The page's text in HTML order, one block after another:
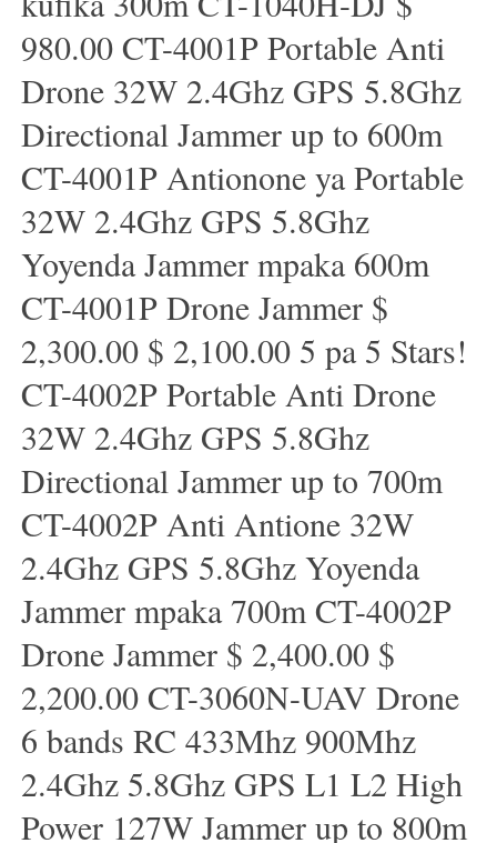
980.00 CT-4001P Portable Anti
Drone 32W 2.4Ghz GPS 5.8Ghz
Directional Jammer up to 600m
CT-4001P Antionone ya Portable
32W 2.4Ghz GPS 5.8Ghz
Yoyenda Jammer mpaka 600m
CT-4001P Drone Jammer $
2,300.00 $ 2,100.00 5 pa 5 Stars!
CT-4002P Portable Anti Drone
32W 2.4Ghz GPS 5.8Ghz
Directional Jammer up to 700m
CT-4002P Anti Antione 32W
2.4Ghz GPS 5.8Ghz Yoyenda
Jammer mpaka 700m CT-4002P
Drone Jammer $ 2,400.00 $
2,200.00 CT-3060N-UAV Drone
6 bands RC 433Mhz 900Mhz
2.4Ghz 5.8Ghz GPS L1 L2 High
Power 127W Jammer up to 800m